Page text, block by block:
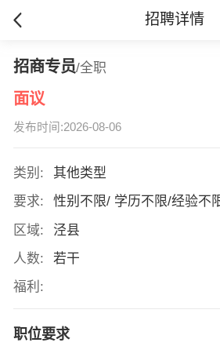
招聘详情
招商专员/全职
面议
发布时间:2026-08-06
类别:
其他类型
要求:
性别不限/ 学历不限/经验不
区域:
泾县
人数:
若干
福利:
职位要求